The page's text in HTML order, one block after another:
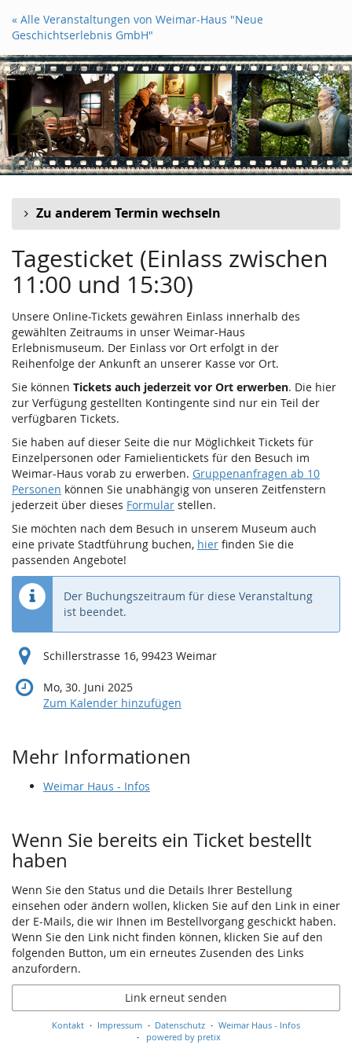
Zum
Haupt-
springen
« Alle Veranstaltungen von Weimar-Haus "Neue
Geschichtserlebnis GmbH"
Zu anderem Termin wechseln
Tagesticket (Einlass zwischen
11:00 und 15:30)
Unsere Online-Tickets gewähren Einlass innerhalb des
gewählten Zeitraums in unser Weimar-Haus
Erlebnismuseum. Der Einlass vor Ort erfolgt in der
Reihenfolge der Ankunft an unserer Kasse vor Ort.
Sie können Tickets auch jederzeit vor Ort erwerben. Die hier
zur Verfügung gestellten Kontingente sind nur ein Teil der
verfügbaren Tickets.
Sie haben auf dieser Seite die nur Möglichkeit Tickets für
Einzelpersonen oder Famielientickets für den Besuch im
Weimar-Haus vorab zu erwerben. Gruppenanfragen ab 10
Personen können Sie unabhängig von unseren Zeitfenstern
jederzeit über dieses Formular stellen.
Sie möchten nach dem Besuch in unserem Museum auch
eine private Stadtführung buchen, hier finden Sie die
passenden Angebote!
Der Buchungszeitraum für diese Veranstaltung
ist beendet.
Schillerstrasse 16, 99423 Weimar
Mo, 30. Juni 2025
Zum Kalender hinzufügen
Mehr Informationen
Weimar Haus - Infos
Wenn Sie bereits ein Ticket bestellt
haben
Wenn Sie den Status und die Details Ihrer Bestellung
einsehen oder ändern wollen, klicken Sie auf den Link in einer
der E-Mails, die wir Ihnen im Bestellvorgang geschickt haben.
Wenn Sie den Link nicht finden können, klicken Sie auf den
folgenden Button, um ein erneutes Zusenden des Links
anzufordern.
Link erneut senden
Kontakt Impressum Datenschutz
Weimar Haus - Infos
powered by pretix